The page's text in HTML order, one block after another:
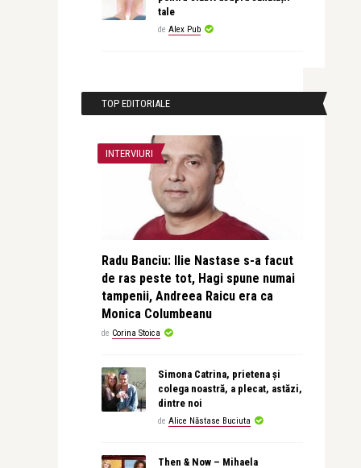
tale
de Alex Pub
TOP EDITORIALE
INTERVIURI
Radu Banciu: Ilie Nastase s-a facut
de ras peste tot, Hagi spune numai
tampenii, Andreea Raicu era ca
Monica Columbeanu
de Corina Stoica
Simona Catrina, prietena și
colega noastră, a plecat, astăzi,
dintre noi
de Alice Năstase Buciuta
Then & Now – Mihaela